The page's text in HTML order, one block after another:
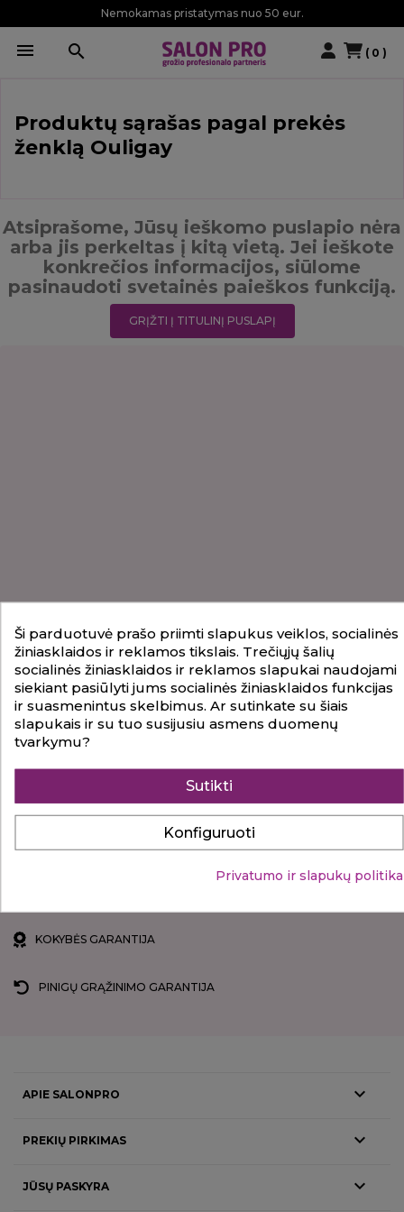
Nemokamas pristatymas nuo 50 eur.
 search ( 0 )
Produktų sąrašas pagal prekės
ženklą Ouligay
Atsiprašome, Jūsų ieškomo puslapio nėra
arba jis perkeltas į kitą vietą. Jei ieškote
konkrečios informacijos, siūlome
pasinaudoti svetainės paieškos funkciją.
GRĮŽTI Į TITULINĮ PUSLAPĮ
KOKYBIŠKAS KLIENTŲ APTARNAVIMAS
KOKYBĖS GARANTIJA
PINIGŲ GRĄŽINIMO GARANTIJA
APIE SALONPRO 
PREKIŲ PIRKIMAS 
JŪSŲ PASKYRA 
Ši parduotuvė prašo priimti slapukus veiklos, socialinės
žiniasklaidos ir reklamos tikslais. Trečiųjų šalių
socialinės žiniasklaidos ir reklamos slapukai naudojami
siekiant pasiūlyti jums socialinės žiniasklaidos funkcijas
ir suasmenintus skelbimus. Ar sutinkate su šiais
slapukais ir su tuo susijusiu asmens duomenų
tvarkymu?
Sutikti
Konfiguruoti
Privatumo ir slapukų politika